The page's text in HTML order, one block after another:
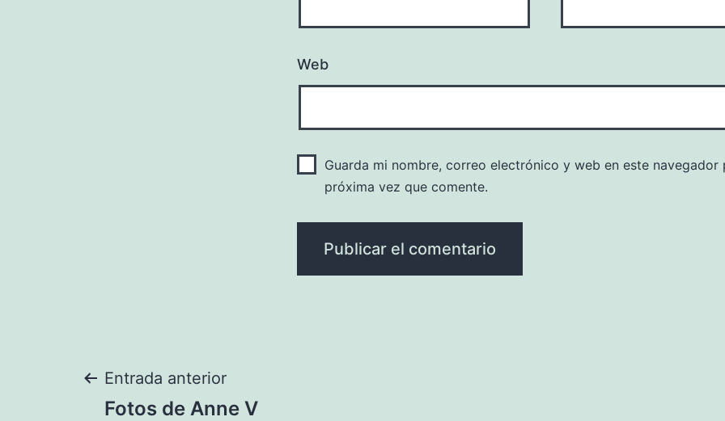
Web
Guarda mi nombre, correo electrónico y web en este navegador
próxima vez que comente.
Navegación
Entrada anterior
Fotos de Anne V